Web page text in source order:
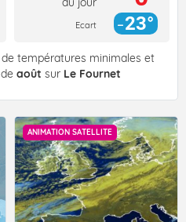
Ecart 23°
températures minimales et
août sur Le Fournet
ANIMATION SATELLITE